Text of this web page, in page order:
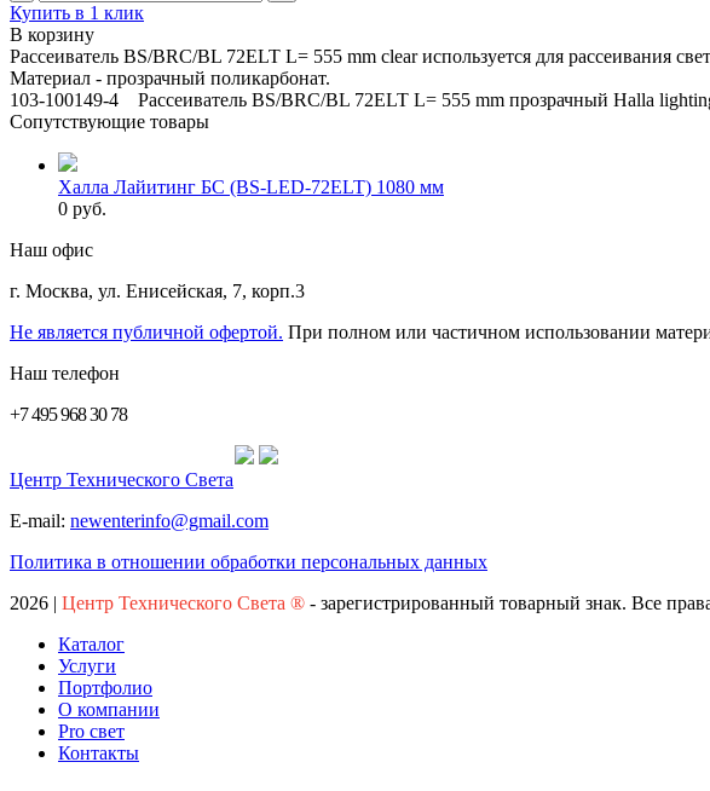
Купить в 1 клик
В корзину
Рассеиватель BS/BRC/BL 72ELT L= 555 mm clear используется для рассеивания
Материал - прозрачный поликарбонат.
103-100149-4 Рассеиватель BS/BRC/BL 72ELT L= 555 mm прозрачный Halla
Сопутствующие товары
Халла Лайитинг БС (BS-LED-72ELT) 1080 мм
0 руб.
Наш офис
г. Москва, ул. Енисейская, 7, корп.3
Не является публичной офертой. При полном или частичном использовании
Наш телефон
+7 495 968 30 78
Центр Технического Света
E-mail: newenterinfo@gmail.com
Политика в отношении обработки персональных данных
2026 | Центр Технического Света ® - зарегистрированный товарный знак. Все
Каталог
Услуги
Портфолио
О компании
Pro свет
Контакты